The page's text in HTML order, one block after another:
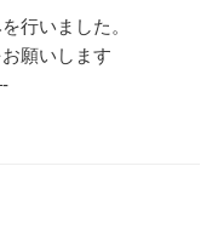
行いました。
願いします